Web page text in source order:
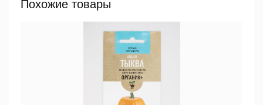
ПРОЦВЕТОК
Похожие товары